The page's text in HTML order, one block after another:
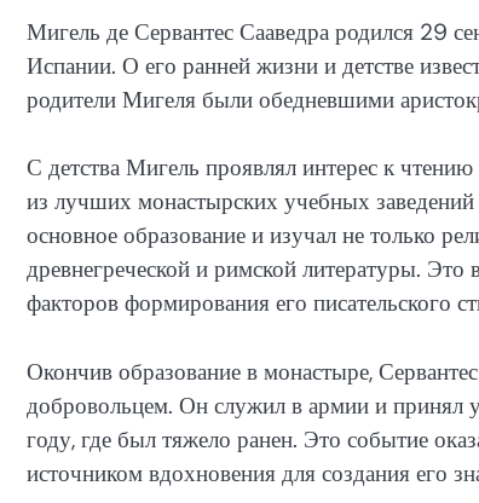
Мигель де Сервантес Сааведра родился 29
Испании. О его ранней жизни и детстве
родители Мигеля были обедневшими
С детства Мигель проявлял интерес к
из лучших монастырских учебных
основное образование и изучал не только
древнегреческой и римской литературы. Это
факторов формирования его писательского
Окончив образование в монастыре,
добровольцем. Он служил в армии и принял
году, где был тяжело ранен. Это событие
источником вдохновения для создания его